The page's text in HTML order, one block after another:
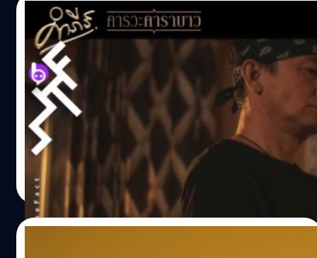
24/05/2020
‘วณิพก’ ในสไตล์ ปู พงษ์สิทธิ์ คัมภีร์ ซิงเกิล
แรกจากอัลบั้มพิเศษ ‘คารวะคาราบาว’
ปู พงษ์สิทธิ์ คัมภีร์ หนึ่งในตำนานเพลงเพื่อชีวิตของเมืองไทย
ได้หยิบเอาบทเพลง ‘วณิพก’ ของตำนานเพลงเพื่อชีวิต ‘คารา
บาว’ มาทำใหม่ในสไตล์ของตัวเอง เป็นบทเพลงแรกจากอัลบั้ม
พิเศษ "คารวะคาราบาว" ที่พี่ปู พงษ์สิทธิ์ ได้คัดเลือก 10
บทเพลงคาราบาวที่ประทับใจมาขับร้องด้วยเสียงของตัวเองทุก
บทเพลง โดยลงรายละเอียดในการทำแต่ละเพลงอย่าง
พิถีพิถันทุกขั้นตอน เพื่อแสดงออกถึงการคารวะวงเพื่อชีวิต
ระดับตำนานอย่างสุดใจ ‘วณิพก’ เป็นบทเพลงจากอัลบั้มชุดที่
3 ของคาราบาวที่ใช้ชื่อเดียวกันกับเพลง ออกจำหน่ายในเดือน
ธีรพงศ์ เสรีสำราญ| 2266 days ago
Read More